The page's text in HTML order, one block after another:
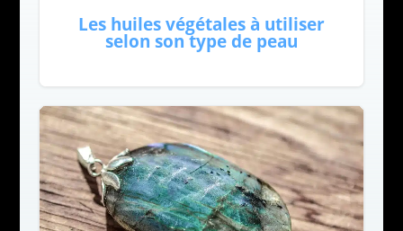
Les huiles végétales à utiliser
selon son type de peau